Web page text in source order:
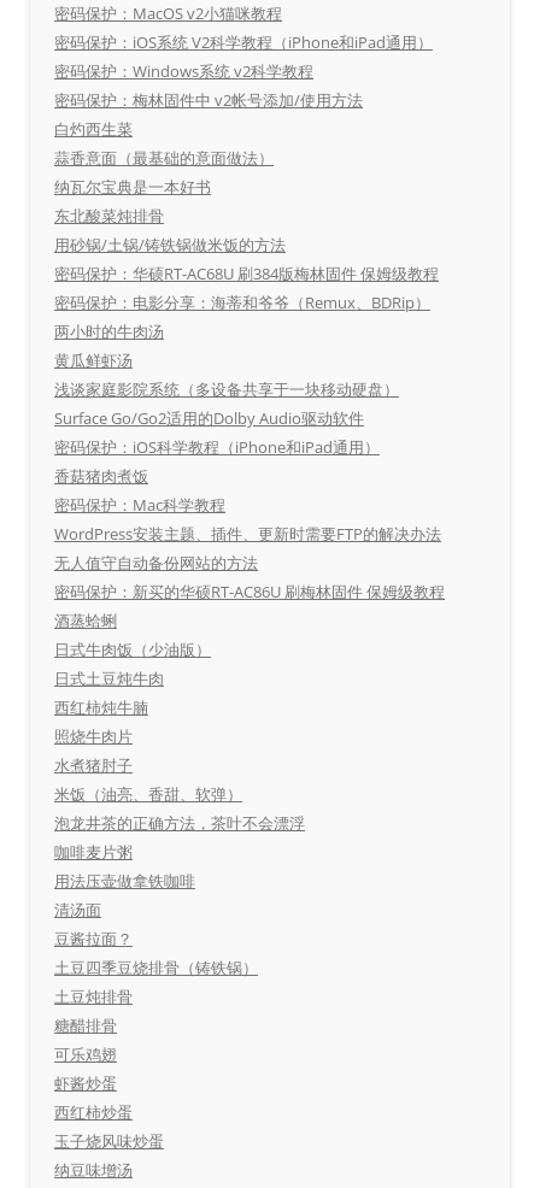
密码保护：MacOS v2小猫咪教程
密码保护：iOS系统 V2科学教程（iPhone和iPad通用）
密码保护：Windows系统 v2科学教程
密码保护：梅林固件中 v2帐号添加/使用方法
白灼西生菜
蒜香意面（最基础的意面做法）
纳瓦尔宝典是一本好书
东北酸菜炖排骨
用砂锅/土锅/铸铁锅做米饭的方法
密码保护：华硕RT-AC68U 刷384版梅林固件 保姆级教程
密码保护：电影分享：海蒂和爷爷（Remux、BDRip）
两小时的牛肉汤
黄瓜鲜虾汤
浅谈家庭影院系统（多设备共享于一块移动硬盘）
Surface Go/Go2适用的Dolby Audio驱动软件
密码保护：iOS科学教程（iPhone和iPad通用）
香菇猪肉煮饭
密码保护：Mac科学教程
WordPress安装主题、插件、更新时需要FTP的解决办法
无人值守自动备份网站的方法
密码保护：新买的华硕RT-AC86U 刷梅林固件 保姆级教程
酒蒸蛤蜊
日式牛肉饭（少油版）
日式土豆炖牛肉
西红柿炖牛腩
照烧牛肉片
水煮猪肘子
米饭（油亮、香甜、软弹）
泡龙井茶的正确方法，茶叶不会漂浮
咖啡麦片粥
用法压壶做拿铁咖啡
清汤面
豆酱拉面？
土豆四季豆烧排骨（铸铁锅）
土豆炖排骨
糖醋排骨
可乐鸡翅
虾酱炒蛋
西红柿炒蛋
玉子烧风味炒蛋
纳豆味增汤